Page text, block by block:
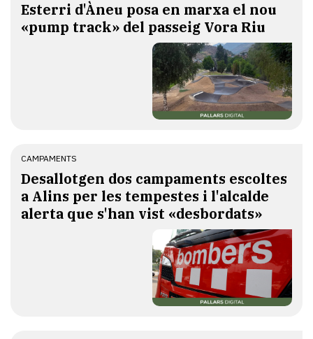
Esterri d'Àneu posa en marxa el nou
«pump track» del passeig Vora Riu
CAMPAMENTS
​Desallotgen dos campaments escoltes
a Alins per les tempestes i l'alcalde
alerta que s'han vist «desbordats»